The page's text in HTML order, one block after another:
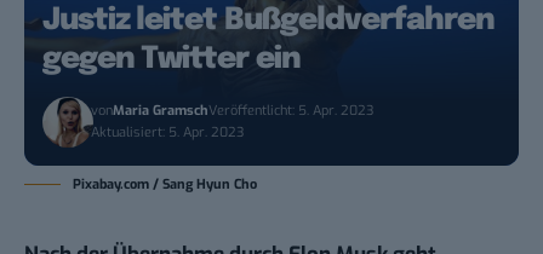
Justiz leitet Bußgeldverfahren
gegen Twitter ein
vonMaria GramschVeröffentlicht: 5. Apr. 2023
Aktualisiert: 5. Apr. 2023
Pixabay.com / Sang Hyun Cho